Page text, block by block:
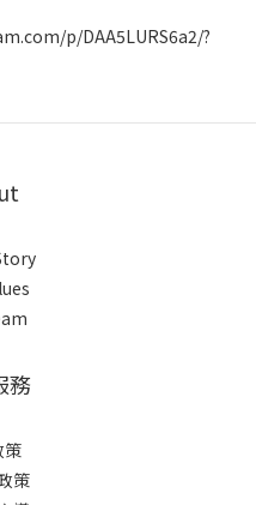
p/DAA5LURS6a2/?
務
策
策